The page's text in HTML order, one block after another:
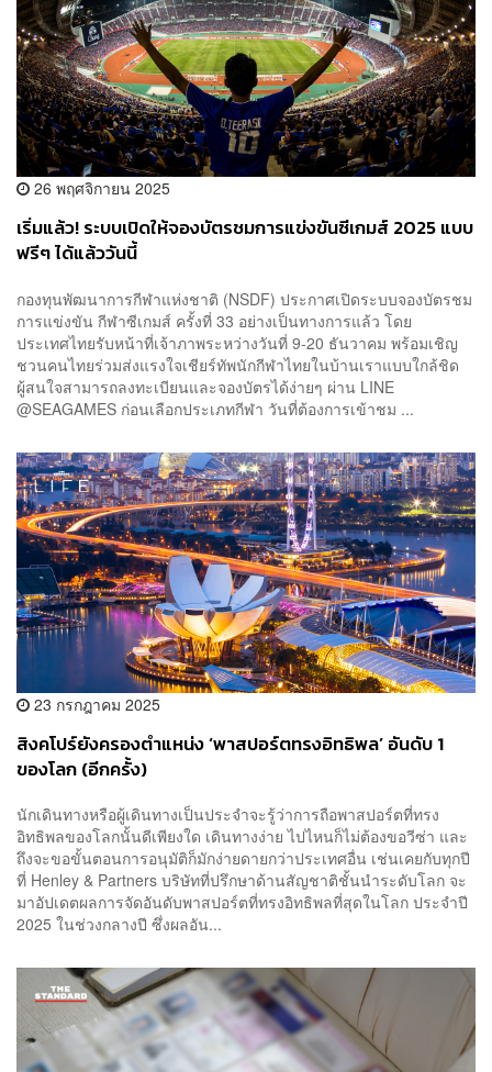
26 พฤศจิกายน 2025
เริ่มแล้ว! ระบบเปิดให้จองบัตรชมการแข่งขันซีเกมส์ 2025 แบบ
ฟรีๆ ได้แล้ววันนี้
กองทุนพัฒนาการกีฬาแห่งชาติ (NSDF) ประกาศเปิดระบบจองบัตรชม
การแข่งขัน กีฬาซีเกมส์ ครั้งที่ 33 อย่างเป็นทางการแล้ว โดย
ประเทศไทยรับหน้าที่เจ้าภาพระหว่างวันที่ 9-20 ธันวาคม พร้อมเชิญ
ชวนคนไทยร่วมส่งแรงใจเชียร์ทัพนักกีฬาไทยในบ้านเราแบบใกล้ชิด
ผู้สนใจสามารถลงทะเบียนและจองบัตรได้ง่ายๆ ผ่าน LINE
@SEAGAMES ก่อนเลือกประเภทกีฬา วันที่ต้องการเข้าชม ...
23 กรกฎาคม 2025
สิงคโปร์ยังครองตำแหน่ง ‘พาสปอร์ตทรงอิทธิพล’ อันดับ 1
ของโลก (อีกครั้ง)
นักเดินทางหรือผู้เดินทางเป็นประจำจะรู้ว่าการถือพาสปอร์ตที่ทรง
อิทธิพลของโลกนั้นดีเพียงใด เดินทางง่าย ไปไหนก็ไม่ต้องขอวีซ่า และ
ถึงจะขอขั้นตอนการอนุมัติก็มักง่ายดายกว่าประเทศอื่น เช่นเคยกับทุกปี
ที่ Henley & Partners บริษัทที่ปรึกษาด้านสัญชาติชั้นนำระดับโลก จะ
มาอัปเดตผลการจัดอันดับพาสปอร์ตที่ทรงอิทธิพลที่สุดในโลก ประจำปี
2025 ในช่วงกลางปี ซึ่งผลอัน...